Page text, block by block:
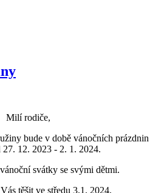
Milí rodiče,
bude v době vánočních prázdnin
27. 12. 2023 - 2. 1. 2024.
svátky se svými dětmi.
těšit ve středu 3.1. 2024.